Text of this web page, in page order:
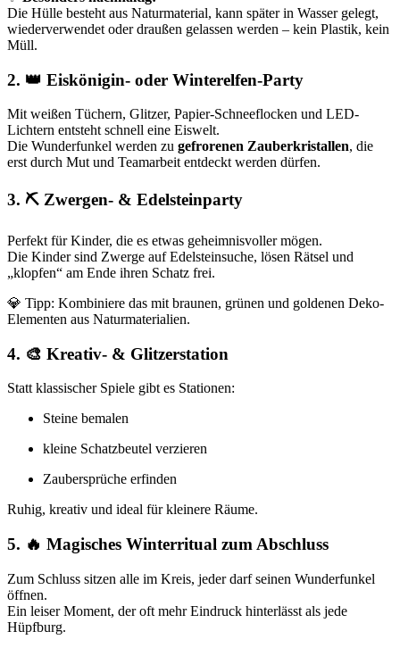
Die Hülle besteht aus Naturmaterial, kann später in Wasser gelegt,
wiederverwendet oder draußen gelassen werden – kein Plastik, kein
Müll.
2. 👑 Eiskönigin- oder Winterelfen-Party
Mit weißen Tüchern, Glitzer, Papier-Schneeflocken und LED-
Lichtern entsteht schnell eine Eiswelt.
Die Wunderfunkel werden zu gefrorenen Zauberkristallen, die
erst durch Mut und Teamarbeit entdeckt werden dürfen.
3. ⛏️ Zwergen- & Edelsteinparty
Perfekt für Kinder, die es etwas geheimnisvoller mögen.
Die Kinder sind Zwerge auf Edelsteinsuche, lösen Rätsel und
„klopfen“ am Ende ihren Schatz frei.
💎 Tipp: Kombiniere das mit braunen, grünen und goldenen Deko-
Elementen aus Naturmaterialien.
4. 🎨 Kreativ- & Glitzerstation
Statt klassischer Spiele gibt es Stationen:
Steine bemalen
kleine Schatzbeutel verzieren
Zaubersprüche erfinden
Ruhig, kreativ und ideal für kleinere Räume.
5. 🔥 Magisches Winterritual zum Abschluss
Zum Schluss sitzen alle im Kreis, jeder darf seinen Wunderfunkel
öffnen.
Ein leiser Moment, der oft mehr Eindruck hinterlässt als jede
Hüpfburg.